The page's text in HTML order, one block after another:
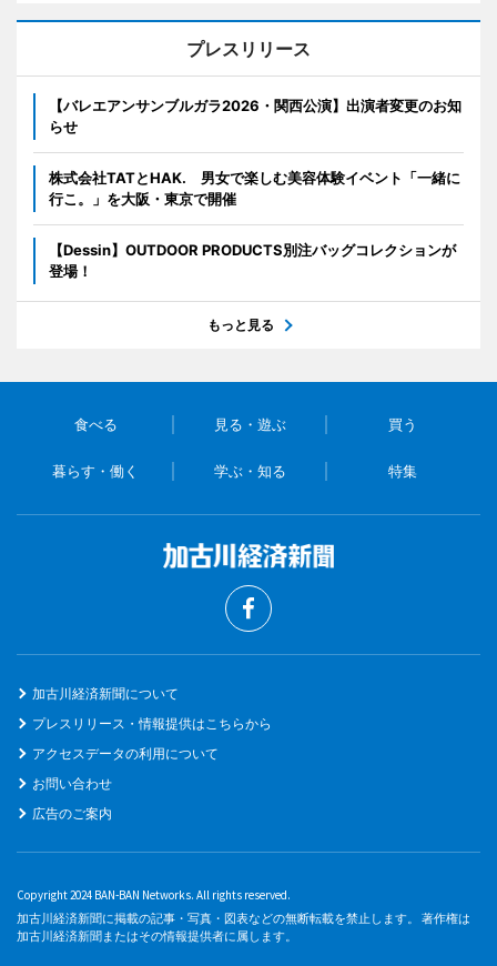
プレスリリース
【バレエアンサンブルガラ2026・関西公演】出演者変更のお知
らせ
株式会社TATとHAK. 男女で楽しむ美容体験イベント「一緒に
行こ。」を大阪・東京で開催
【Dessin】OUTDOOR PRODUCTS別注バッグコレクションが
登場！
もっと見る
食べる 見る・遊ぶ 買う
暮らす・働く 学ぶ・知る 特集
加古川経済新聞について
プレスリリース・情報提供はこちらから
アクセスデータの利用について
お問い合わせ
広告のご案内
Copyright 2024 BAN-BAN Networks. All rights reserved.
加古川経済新聞に掲載の記事・写真・図表などの無断転載を禁止します。 著作権は
加古川経済新聞またはその情報提供者に属します。